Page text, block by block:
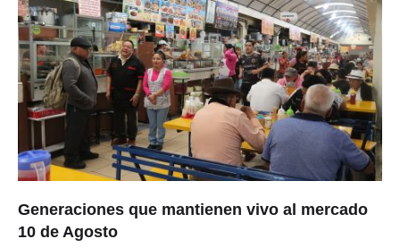
Generaciones que mantienen vivo al mercado
10 de Agosto